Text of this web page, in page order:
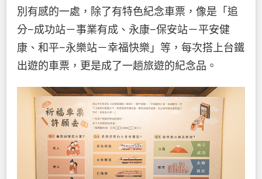
別有感的一處，除了有特色紀念車票，像是「追
分−成功站－事業有成、永康−保安站－平安健
康、和平−永樂站－幸福快樂」等，每次搭上台鐵
出遊的車票，更是成了一趟旅遊的紀念品。